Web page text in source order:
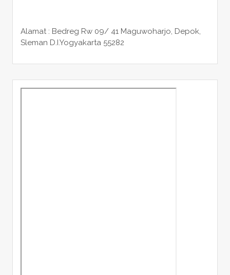
Alamat : Bedreg Rw 09/ 41 Maguwoharjo, Depok,
Sleman D.I.Yogyakarta 55282